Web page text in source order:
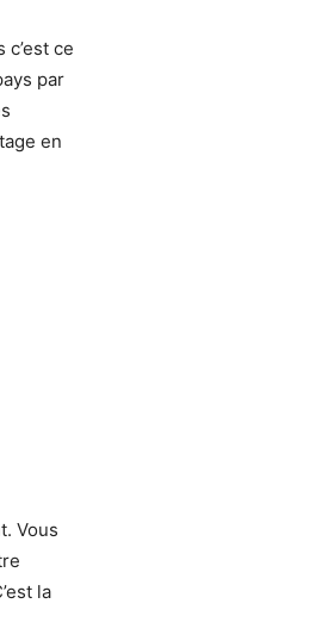
ce
par
en
Vous
la